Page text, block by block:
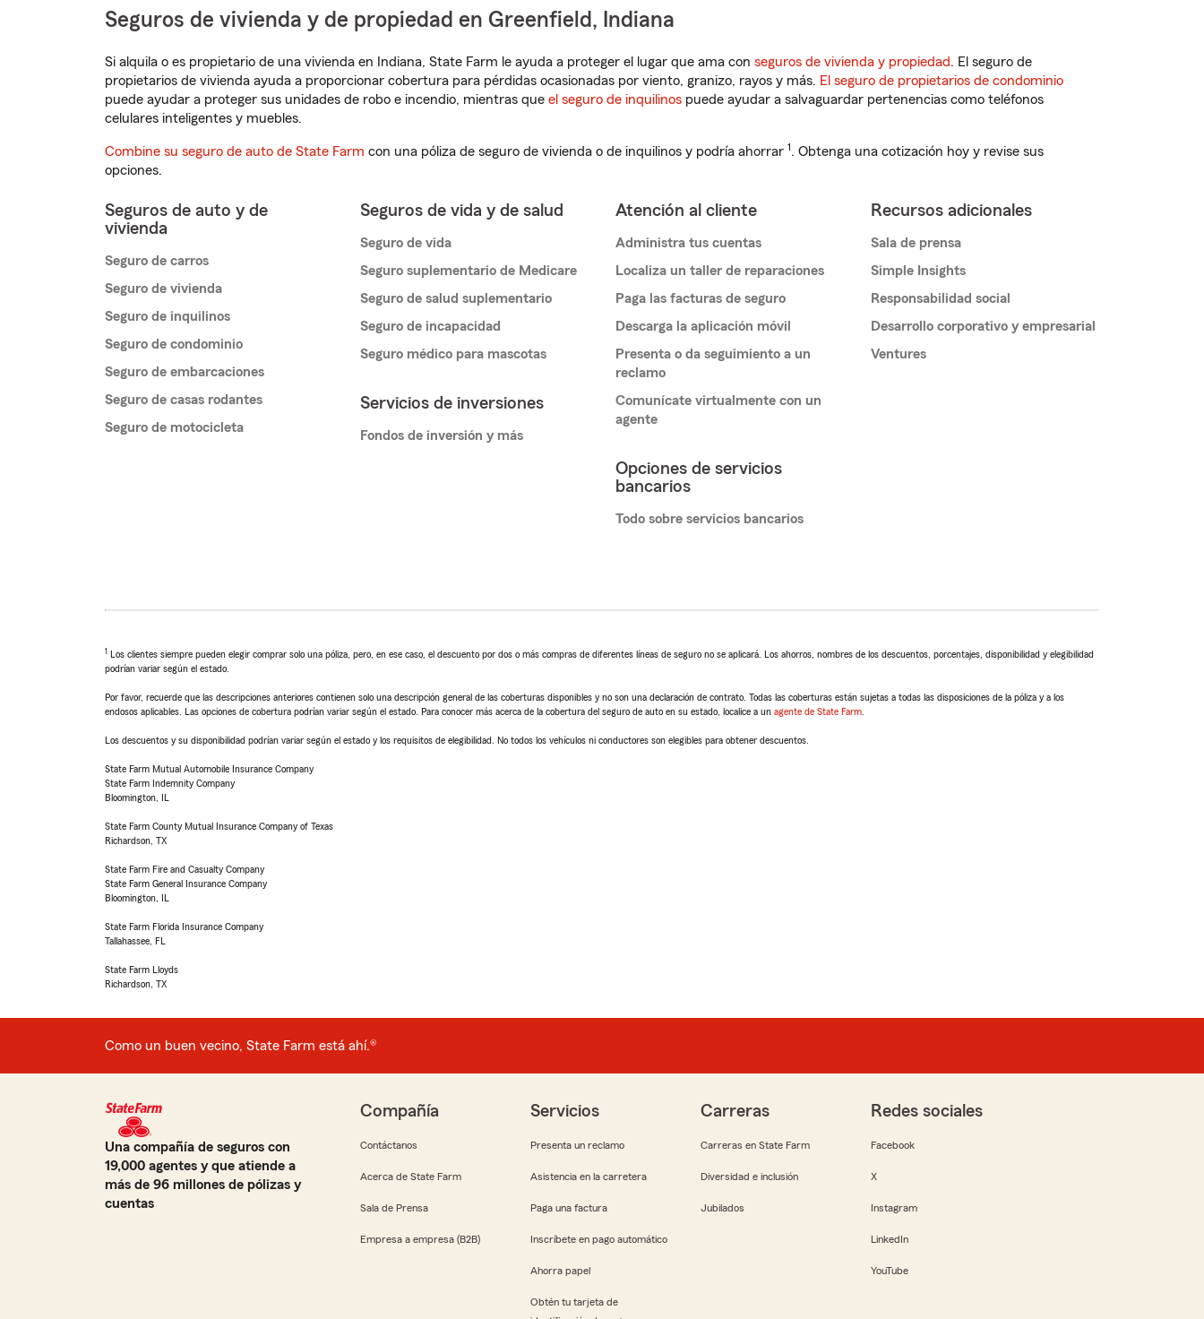
Seguros de vivienda y de propiedad en Greenfield, Indiana
Si alquila o es propietario de una vivienda en Indiana, State Farm le ayuda a proteger el lugar que ama con seguros de vivienda y propiedad. El seguro de
propietarios de vivienda ayuda a proporcionar cobertura para pérdidas ocasionadas por viento, granizo, rayos y más. El seguro de propietarios de condominio
puede ayudar a proteger sus unidades de robo e incendio, mientras que el seguro de inquilinos puede ayudar a salvaguardar pertenencias como teléfonos
celulares inteligentes y muebles.
Combine su seguro de auto de State Farm con una póliza de seguro de vivienda o de inquilinos y podría ahorrar 1. Obtenga una cotización hoy y revise sus
opciones.
Seguros de auto y de
vivienda
Seguro de carros
Seguro de vivienda
Seguro de inquilinos
Seguro de condominio
Seguro de embarcaciones
Seguro de casas rodantes
Seguro de motocicleta
Seguros de vida y de salud
Seguro de vida
Seguro suplementario de Medicare
Seguro de salud suplementario
Seguro de incapacidad
Seguro médico para mascotas
Servicios de inversiones
Fondos de inversión y más
Atención al cliente
Administra tus cuentas
Localiza un taller de reparaciones
Paga las facturas de seguro
Descarga la aplicación móvil
Presenta o da seguimiento a un
reclamo
Comunícate virtualmente con un
agente
Opciones de servicios
bancarios
Todo sobre servicios bancarios
Recursos adicionales
Sala de prensa
Simple Insights
Responsabilidad social
Desarrollo corporativo y empresarial
Ventures
1 Los clientes siempre pueden elegir comprar solo una póliza, pero, en ese caso, el descuento por dos o más compras de diferentes líneas de seguro no se aplicará. Los ahorros, nombres de los descuentos, porcentajes, disponibilidad y elegibilidad
podrían variar según el estado.
Por favor, recuerde que las descripciones anteriores contienen solo una descripción general de las coberturas disponibles y no son una declaración de contrato. Todas las coberturas están sujetas a todas las disposiciones de la póliza y a los
endosos aplicables. Las opciones de cobertura podrían variar según el estado. Para conocer más acerca de la cobertura del seguro de auto en su estado, localice a un agente de State Farm
Los descuentos y su disponibilidad podrían variar según el estado y los requisitos de elegibilidad. No todos los vehículos ni conductores son elegibles para obtener descuentos.
State Farm Mutual Automobile Insurance Company
State Farm Indemnity Company
Bloomington, IL
State Farm County Mutual Insurance Company of Texas
Richardson, TX
State Farm Fire and Casualty Company
State Farm General Insurance Company
Bloomington, IL
State Farm Florida Insurance Company
Tallahassee, FL
State Farm Lloyds
Richardson, TX
Como un buen vecino, State Farm está ahí.®
Una compañía de seguros con
19,000 agentes y que atiende a
más de 96 millones de pólizas y
cuentas
Compañía
Contáctanos
Acerca de State Farm
Sala de Prensa
Empresa a empresa (B2B)
Servicios
Presenta un reclamo
Asistencia en la carretera
Paga una factura
Inscríbete en pago automático
Ahorra papel
Obtén tu tarjeta de
Carreras
Carreras en State Farm
Diversidad e inclusión
Jubilados
Redes sociales
Facebook
X
Instagram
LinkedIn
YouTube